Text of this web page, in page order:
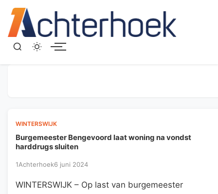
WINTERSWIJK
Burgemeester Bengevoord laat woning na vondst
harddrugs sluiten
1Achterhoek6 juni 2024
WINTERSWIJK – Op last van burgemeester